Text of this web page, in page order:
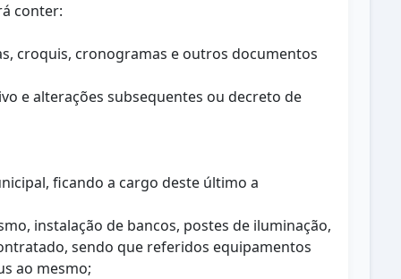
conter:
croquis, cronogramas e outros documentos
e alterações subsequentes ou decreto de
ficando a cargo deste último a
instalação de bancos, postes de iluminação,
sendo que referidos equipamentos
ao mesmo;